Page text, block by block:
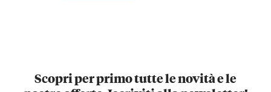
Scopri per primo tutte le novità e le